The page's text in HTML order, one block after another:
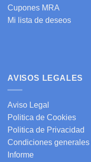
Cupones MRA
Mi lista de deseos
AVISOS LEGALES
Aviso Legal
Politica de Cookies
Politica de Privacidad
Condiciones generales
Informe